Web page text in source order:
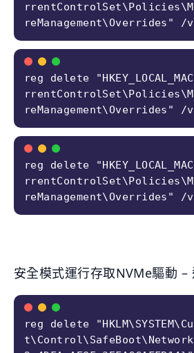
reManagement\Overrides" /
reg delete
reManagement\Overrides" /
reg delete
reManagement\Overrides" /
安全模式運行存取NVMe驅動 –
reg delete